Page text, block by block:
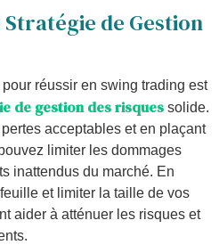
de Gestion
réussir en swing trading est
de gestion des risques solide.
acceptables et en plaçant
limiter les dommages
inattendus du marché. En
et limiter la taille de vos
aider à atténuer les risques et